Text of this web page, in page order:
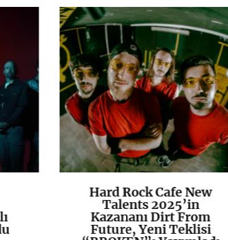
K+
Hard Rock Cafe New
Talents 2025’in
Kazananı Dirt From
Future, Yeni Teklisi